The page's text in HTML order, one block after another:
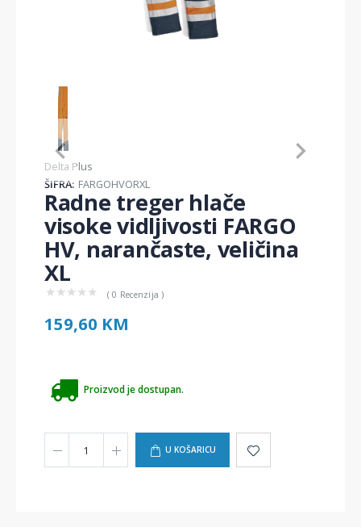
Item
1
of
1
Delta Plus
ŠIFRA: FARGOHVORXL
Radne treger hlače
visoke vidljivosti FARGO
HV, narančaste, veličina
XL
★ ★ ★ ★ ★ ( 0 Recenzija )
159,60 KM
Proizvod je dostupan.
U KOŠARICU